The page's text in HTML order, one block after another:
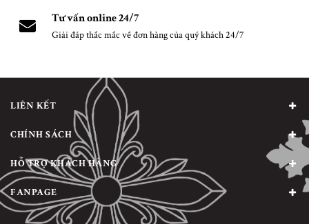
Tư vấn online 24/7
Giải đáp thắc mắc về đơn hàng của quý khách 24/7
LIÊN KẾT
CHÍNH SÁCH
HỖ TRỢ KHÁCH HÀNG
FANPAGE